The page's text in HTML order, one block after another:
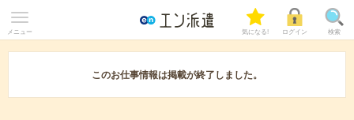
メニュー 気になる! ログイン 検索
このお仕事情報は掲載が終了しました。